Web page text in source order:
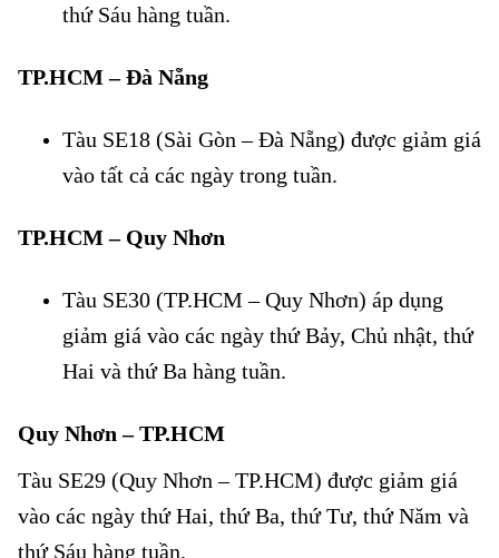
thứ Sáu hàng tuần.
TP.HCM – Đà Nẵng
Tàu SE18 (Sài Gòn – Đà Nẵng) được giảm giá
vào tất cả các ngày trong tuần.
TP.HCM – Quy Nhơn
Tàu SE30 (TP.HCM – Quy Nhơn) áp dụng
giảm giá vào các ngày thứ Bảy, Chủ nhật, thứ
Hai và thứ Ba hàng tuần.
Quy Nhơn – TP.HCM
Tàu SE29 (Quy Nhơn – TP.HCM) được giảm giá
vào các ngày thứ Hai, thứ Ba, thứ Tư, thứ Năm và
thứ Sáu hàng tuần.